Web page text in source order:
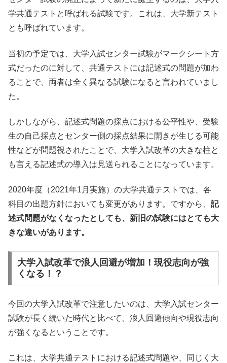
学共通テストと呼ばれる試験です。これは、大学新テスト
とも呼ばれています。
当初の予定では、大学入試センター試験がマークシート方
式だったのに対して、共通テストには記述式の問題が加わ
ることで、両者は全く異なる試験になると言われていまし
た。
しかしながら、記述式問題の採点における公平性や、受験
生の自己採点とセンター側の採点結果に開きが生じる可能
性などが問題視されたことで、大学入試改革の大きな柱と
も言える記述式の導入は見送られることになっています。
2020年度（2021年1月実施）の大学共通テストでは、各
科目の出題方針においても変更があります。ですから、 記
述式問題がなくなったとしても、新旧の試験にはとても大
きな違いがあります。
大学入試改革で浪人回避が増加！現役志向が強
くなる！？
今回の大学入試改革で注意したいのは、大学入試センター
試験が長く続いた時代と比べて、浪人回避傾向や現役志向
が強くなるということです。
これは、大学共通テストにおける記述式問題や、同じく大